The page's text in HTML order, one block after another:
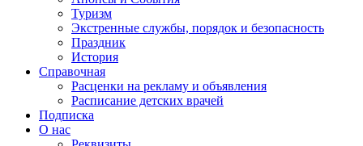
Туризм
Экстренные службы, порядок и безопасность
Праздник
История
Справочная
Расценки на рекламу и объявления
Расписание детских врачей
Подписка
О нас